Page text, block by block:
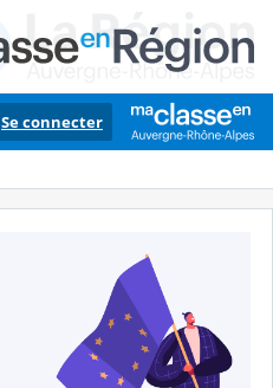
Se connecter